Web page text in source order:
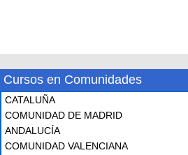
Cursos en Comunidades
CATALUÑA
COMUNIDAD DE MADRID
ANDALUCÍA
COMUNIDAD VALENCIANA